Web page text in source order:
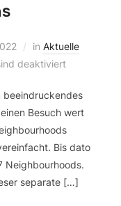
in Aktuelle
deaktiviert
beeindruckendes
Besuch wert
Bis dato
Neighbourhoods.
separate […]